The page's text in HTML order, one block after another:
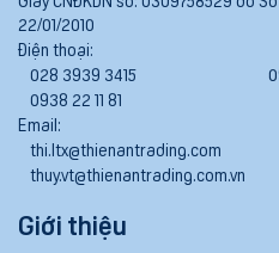
22/01/2010
Điện thoại:
028 3939 3415
0938 22 11 81
Email:
thi.ltx@thienantrading.com
thuy.vt@thienantrading.com.vn
Giới thiệu